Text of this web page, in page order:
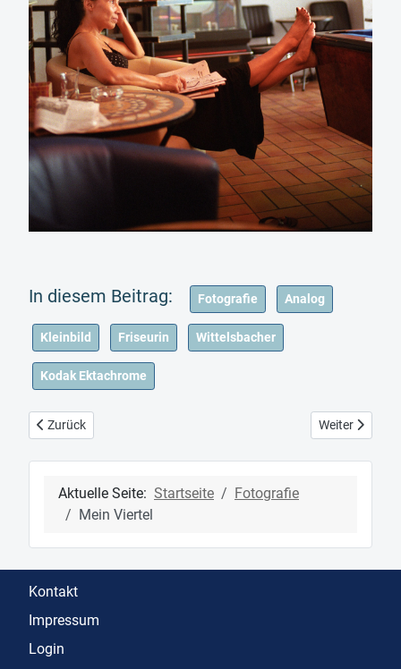
Fotografie Analog
Kleinbild Friseurin Wittelsbacher
Kodak Ektachrome
Vorheriger Beitrag: Tiere / Animals
Zurück Nächster
Weiter
Aktuelle Seite: Startseite
Fotografie
Mein Viertel
Kontakt
Impressum
Login